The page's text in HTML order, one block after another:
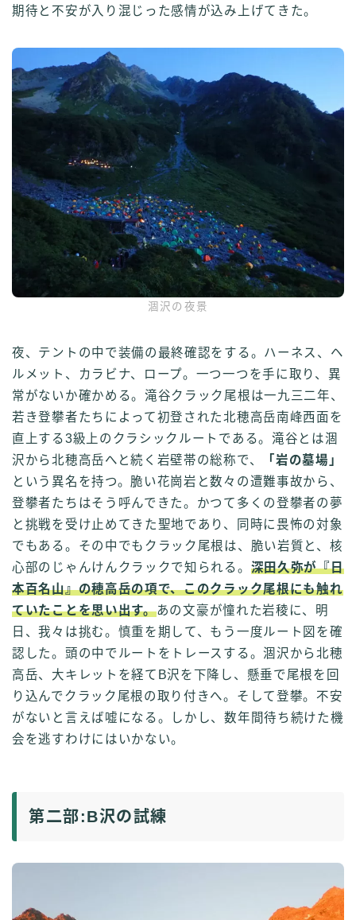
期待と不安が入り混じった感情が込み上げてきた。
涸沢の夜景
夜、テントの中で装備の最終確認をする。ハーネス、ヘ
ルメット、カラビナ、ロープ。一つ一つを手に取り、異
常がないか確かめる。滝谷クラック尾根は一九三二年、
若き登攀者たちによって初登された北穂高岳南峰西面を
直上する3級上のクラシックルートである。滝谷とは涸
沢から北穂高岳へと続く岩壁帯の総称で、
「岩の墓場」
という異名を持つ。脆い花崗岩と数々の遭難事故から、
登攀者たちはそう呼んできた。かつて多くの登攀者の夢
と挑戦を受け止めてきた聖地であり、同時に畏怖の対象
でもある。その中でもクラック尾根は、脆い岩質と、核
心部のじゃんけんクラックで知られる。 深田久弥が『日
本百名山』の穂高岳の項で、このクラック尾根にも触れ
ていたことを思い出す。あの文豪が憧れた岩稜に、明
日、我々は挑む。慎重を期して、もう一度ルート図を確
認した。頭の中でルートをトレースする。涸沢から北穂
高岳、大キレットを経てB沢を下降し、懸垂で尾根を回
り込んでクラック尾根の取り付きへ。そして登攀。不安
がないと言えば嘘になる。しかし、数年間待ち続けた機
会を逃すわけにはいかない。
第二部:B沢の試練